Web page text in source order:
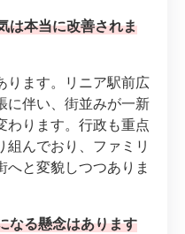
は本当に改善されま
ります。リニア駅前広
に伴い、街並みが一新
わります。行政も重点
組んでおり、ファミリ
へと変貌しつつありま
なる懸念はあります